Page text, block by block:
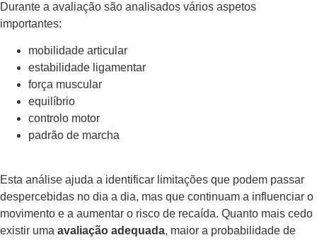
Durante a avaliação são analisados vários aspetos
importantes:
mobilidade articular
estabilidade ligamentar
força muscular
equilíbrio
controlo motor
padrão de marcha
Esta análise ajuda a identificar limitações que podem passar
despercebidas no dia a dia, mas que continuam a influenciar o
movimento e a aumentar o risco de recaída. Quanto mais cedo
existir uma avaliação adequada, maior a probabilidade de